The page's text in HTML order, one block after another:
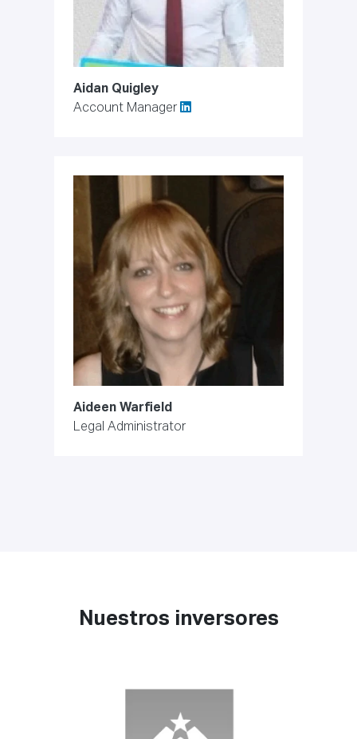
Aidan Quigley
Account Manager
Aideen Warfield
Legal Administrator
Nuestros inversores